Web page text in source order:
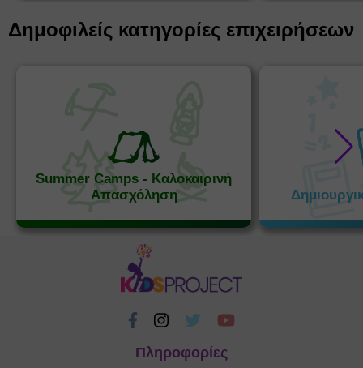
Δημοφιλείς κατηγορίες επιχειρήσεων
Summer Camps - Καλοκαιρινή
Απασχόληση
Πληροφορίες